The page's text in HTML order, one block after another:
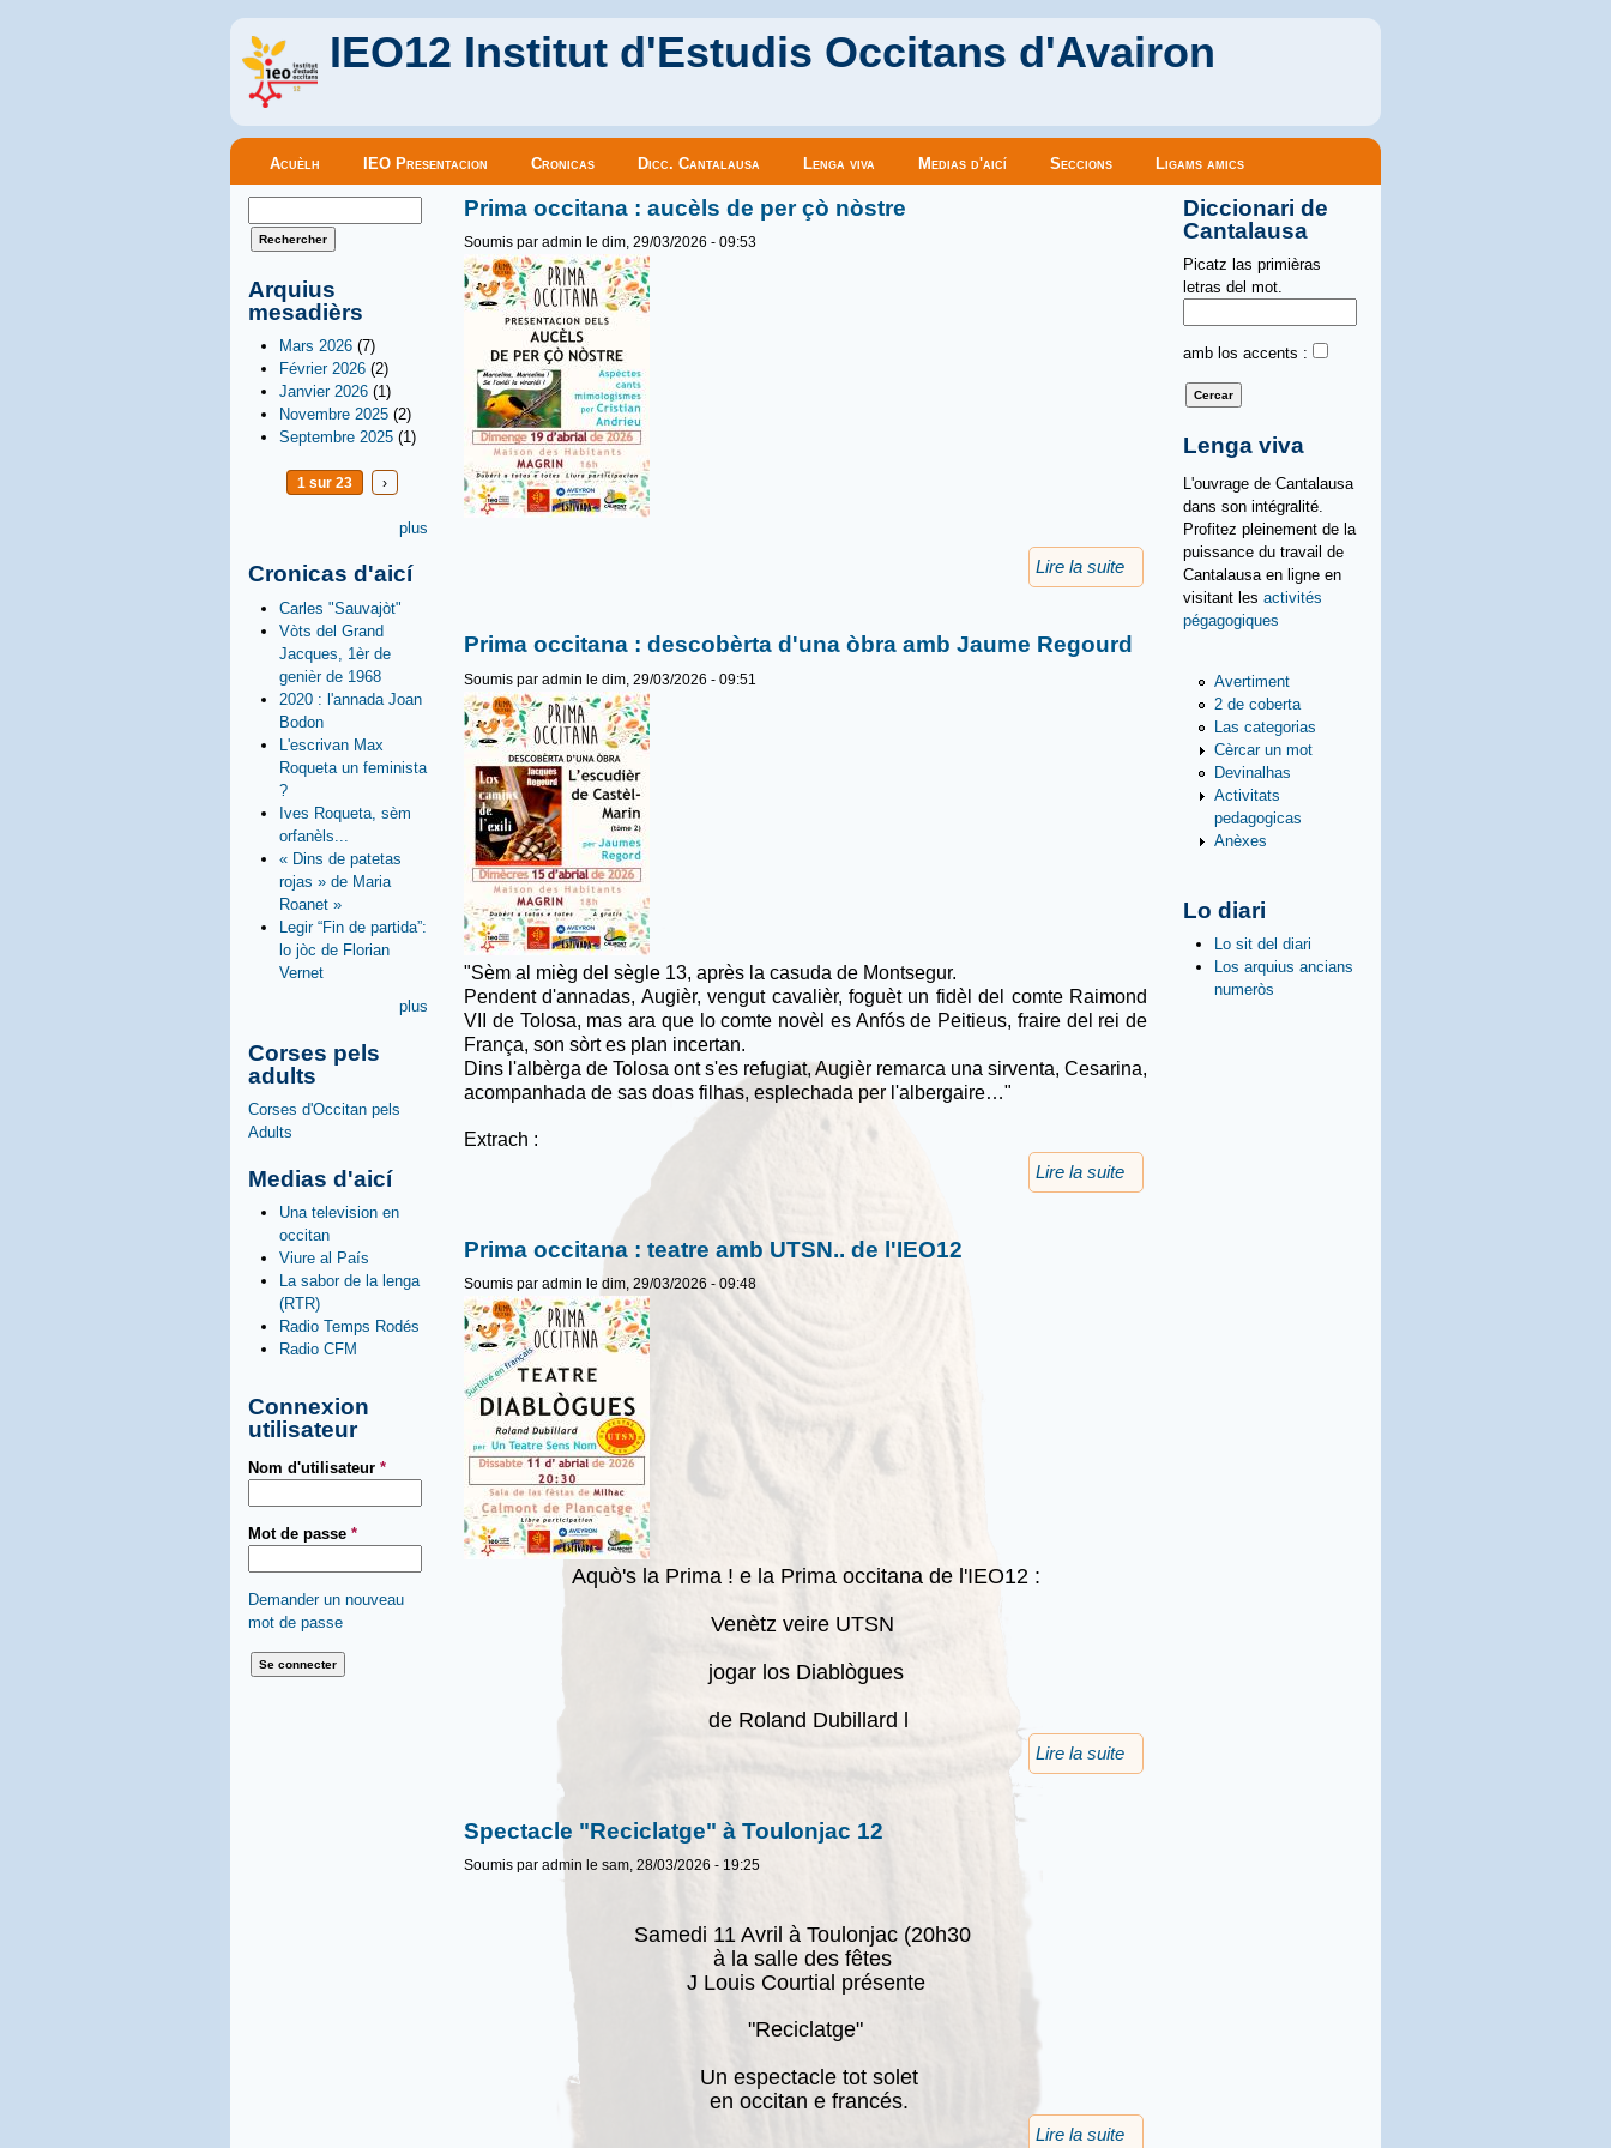
IEO12 Institut d'Estudis Occitans d'Avairon
Menu principal
Acuèlh IEO Presentacion Cronicas Dicc. Cantalausa Lenga viva Medias d'aicí Seccions Ligams amics
Formulaire de recherche
Arquius
mesadièrs
Mars 2026 (7)
Février 2026 (2)
Janvier 2026 (1)
Novembre 2025 (2)
Septembre 2025 (1)
1 sur 23 ›
plus
Cronicas d'aicí
Carles "Sauvajòt"
Vòts del Grand
Jacques, 1èr de
genièr de 1968
2020 : l'annada Joan
Bodon
L'escrivan Max
Roqueta un feminista
?
Ives Roqueta, sèm
orfanèls...
« Dins de patetas
rojas » de Maria
Roanet »
Legir “Fin de partida”:
lo jòc de Florian
Vernet
plus
Corses pels
adults
Corses d'Occitan pels
Adults
Medias d'aicí
Una television en
occitan
Viure al País
La sabor de la lenga
(RTR)
Radio Temps Rodés
Radio CFM
Connexion
utilisateur
Nom d'utilisateur *
Mot de passe *
Demander un nouveau
mot de passe
Prima occitana : aucèls de per çò nòstre
Soumis par admin le dim, 29/03/2026 - 09:53
Lire la suite de Prima occitana : aucèls de per çò nòstre
Prima occitana : descobèrta d'una òbra amb Jaume Regourd
Soumis par admin le dim, 29/03/2026 - 09:51
"Sèm al mièg del sègle 13, après la casuda de Montsegur.
Pendent d'annadas, Augièr, vengut cavalièr, foguèt un fidèl del comte Raimond
VII de Tolosa, mas ara que lo comte novèl es Anfós de Peitieus, fraire del rei de
França, son sòrt es plan incertan.
Dins l'albèrga de Tolosa ont s'es refugiat, Augièr remarca una sirventa, Cesarina,
acompanhada de sas doas filhas, esplechada per l'albergaire…"
Extrach :
Lire la suite
Regourd
Prima occitana : teatre amb UTSN.. de l'IEO12
Soumis par admin le dim, 29/03/2026 - 09:48
Aquò's la Prima ! e la Prima occitana de l'IEO12 :
Venètz veire UTSN
jogar los Diablògues
de Roland Dubillard l
Lire la suite
Spectacle "Reciclatge" à Toulonjac 12
Soumis par admin le sam, 28/03/2026 - 19:25
Samedi 11 Avril à Toulonjac (20h30
à la salle des fêtes
J Louis Courtial présente
"Reciclatge"
Un espectacle tot solet
en occitan e francés.
Lire la suite
Diccionari de
Cantalausa
Picatz las primièras
letras del mot.
amb los accents :
Lenga viva
L'ouvrage de Cantalausa
dans son intégralité.
Profitez pleinement de la
puissance du travail de
Cantalausa en ligne en
visitant les activités
pégagogiques
Avertiment
2 de coberta
Las categorias
Cèrcar un mot
Devinalhas
Activitats
pedagogicas
Anèxes
Lo diari
Lo sit del diari
Los arquius ancians
numeròs